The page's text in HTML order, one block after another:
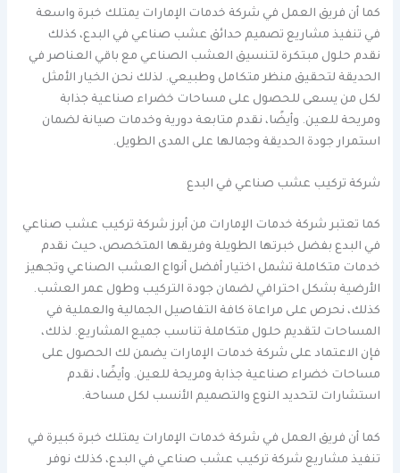
كما أن فريق العمل في شركة خدمات الإمارات يمتلك خبرة واسعة
في تنفيذ مشاريع تصميم حدائق عشب صناعي في البدع، كذلك
نقدم حلول مبتكرة لتنسيق العشب الصناعي مع باقي العناصر في
الحديقة لتحقيق منظر متكامل وطبيعي. لذلك نحن الخيار الأمثل
لكل من يسعى للحصول على مساحات خضراء صناعية جذابة
ومريحة للعين. وأيضًا، نقدم متابعة دورية وخدمات صيانة لضمان
استمرار جودة الحديقة وجمالها على المدى الطويل.
شركة تركيب عشب صناعي في البدع
كما تعتبر شركة خدمات الإمارات من أبرز شركة تركيب عشب صناعي
في البدع بفضل خبرتها الطويلة وفريقها المتخصص، حيث نقدم
خدمات متكاملة تشمل اختيار أفضل أنواع العشب الصناعي وتجهيز
الأرضية بشكل احترافي لضمان جودة التركيب وطول عمر العشب.
كذلك، نحرص على مراعاة كافة التفاصيل الجمالية والعملية في
المساحات لتقديم حلول متكاملة تناسب جميع المشاريع. لذلك،
فإن الاعتماد على شركة خدمات الإمارات يضمن لك الحصول على
مساحات خضراء صناعية جذابة ومريحة للعين. وأيضًا، نقدم
استشارات لتحديد النوع والتصميم الأنسب لكل مساحة.
كما أن فريق العمل في شركة خدمات الإمارات يمتلك خبرة كبيرة في
تنفيذ مشاريع شركة تركيب عشب صناعي في البدع، كذلك نوفر